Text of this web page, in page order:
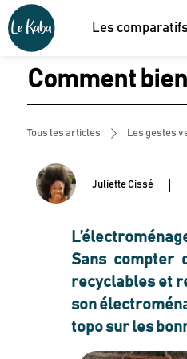
Les comparatifs
Comment
Tous les articles Les gestes
Juliette Cissé
Sans compter
recyclables et
son
topo sur les